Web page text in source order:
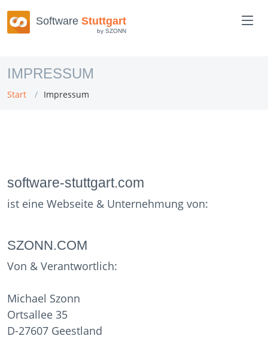
Software Stuttgart
by SZONN
IMPRESSUM
Start Impressum
software-stuttgart.com
ist eine Webseite & Unternehmung von:
SZONN.COM
Von & Verantwortlich:
Michael Szonn
Ortsallee 35
D-27607 Geestland